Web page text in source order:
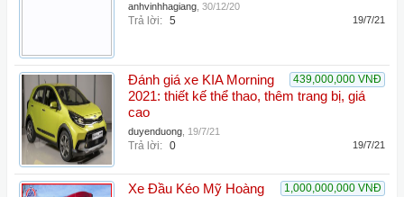
anhvinhhagiang 30/12/20
Trả lời: 5 19/7/21
439,000,000 VNĐ
Đánh giá xe KIA Morning
2021: thiết kế thể thao, thêm trang bị, giá
cao
duyenduong 19/7/21
Trả lời: 0 19/7/21
1,000,000,000 VNĐ
Xe Đầu Kéo Mỹ Hoàng